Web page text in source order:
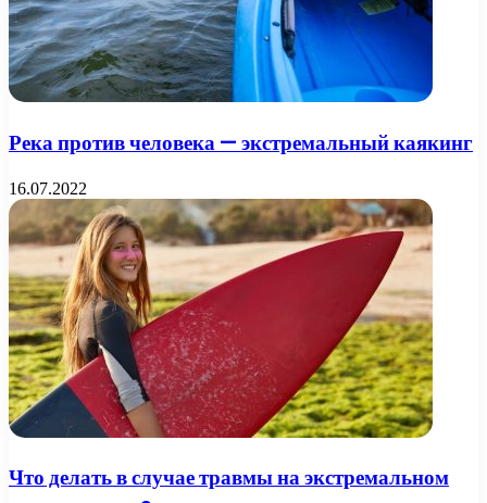
Река против человека — экстремальный каякинг
16.07.2022
Что делать в случае травмы на экстремальном